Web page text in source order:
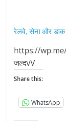
रेलवे, सेना और डाक
https://wp.me/
जल्दvV
Share this:
WhatsApp